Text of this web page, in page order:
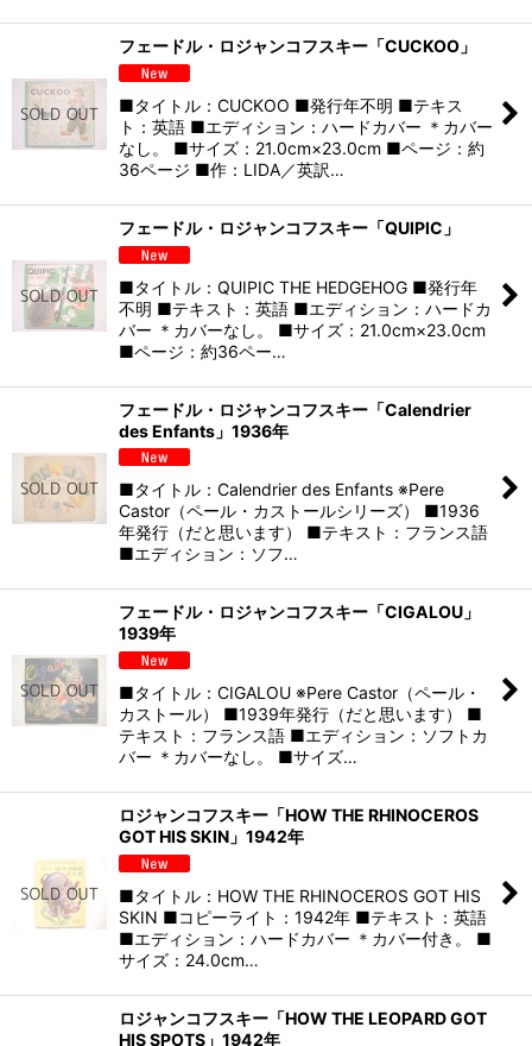
フェードル・ロジャンコフスキー「CUCKOO」
■タイトル：CUCKOO ■発行年不明 ■テキス
ト：英語 ■エディション：ハードカバー ＊カバー
なし。 ■サイズ：21.0cm×23.0cm ■ページ：約
36ページ ■作：LIDA／英訳…
フェードル・ロジャンコフスキー「QUIPIC」
■タイトル：QUIPIC THE HEDGEHOG ■発行年
不明 ■テキスト：英語 ■エディション：ハードカ
バー ＊カバーなし。 ■サイズ：21.0cm×23.0cm
■ページ：約36ペー…
フェードル・ロジャンコフスキー「Calendrier
des Enfants」1936年
■タイトル：Calendrier des Enfants ※Pere
Castor（ペール・カストールシリーズ） ■1936
年発行（だと思います） ■テキスト：フランス語
■エディション：ソフ…
フェードル・ロジャンコフスキー「CIGALOU」
1939年
■タイトル：CIGALOU ※Pere Castor（ペール・
カストール） ■1939年発行（だと思います） ■
テキスト：フランス語 ■エディション：ソフトカ
バー ＊カバーなし。 ■サイズ…
ロジャンコフスキー「HOW THE RHINOCEROS
GOT HIS SKIN」1942年
■タイトル：HOW THE RHINOCEROS GOT HIS
SKIN ■コピーライト：1942年 ■テキスト：英語
■エディション：ハードカバー ＊カバー付き。 ■
サイズ：24.0cm…
ロジャンコフスキー「HOW THE LEOPARD GOT
HIS SPOTS」1942年